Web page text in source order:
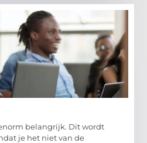
belangrijk. Dit wordt
je het niet van de